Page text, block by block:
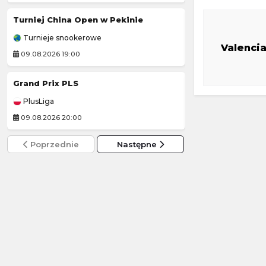
Turniej China Open w Pekinie
Turnieje snookerowe
09.08.2026 19:00
Grand Prix PLS
PlusLiga
09.08.2026 20:00
Poprzednie Następne